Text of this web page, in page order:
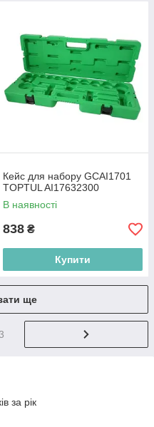
Кейс для набору GCAI1701
TOPTUL AI17632300
В наявності
838 ₴
Купити
ще
за рік